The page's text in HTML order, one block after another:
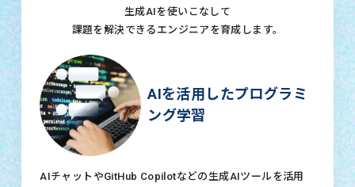
生成AIを使いこなして
課題を解決できるエンジニアを育成します。
AIを活用したプログラミ
ング学習
AIチャットやGitHub Copilotなどの生成AIツールを活用